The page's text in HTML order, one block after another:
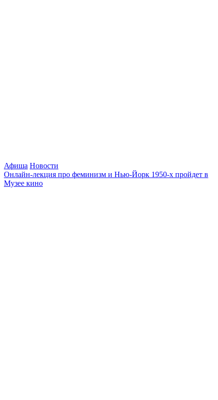
Афиша Новости
Онлайн-лекция про феминизм и Нью-Йорк 1950-х пройдет в
Музее кино